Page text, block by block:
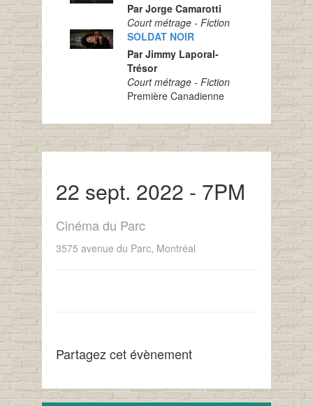
Par Jorge Camarotti
Court métrage - Fiction
SOLDAT NOIR
Par Jimmy Laporal-
Trésor
Court métrage - Fiction
Première Canadienne
22 sept. 2022 - 7PM
Cinéma du Parc
3575 avenue du Parc, Montréal
Partagez cet évènement